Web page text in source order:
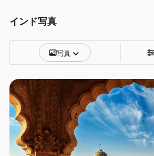
インド写真
写真